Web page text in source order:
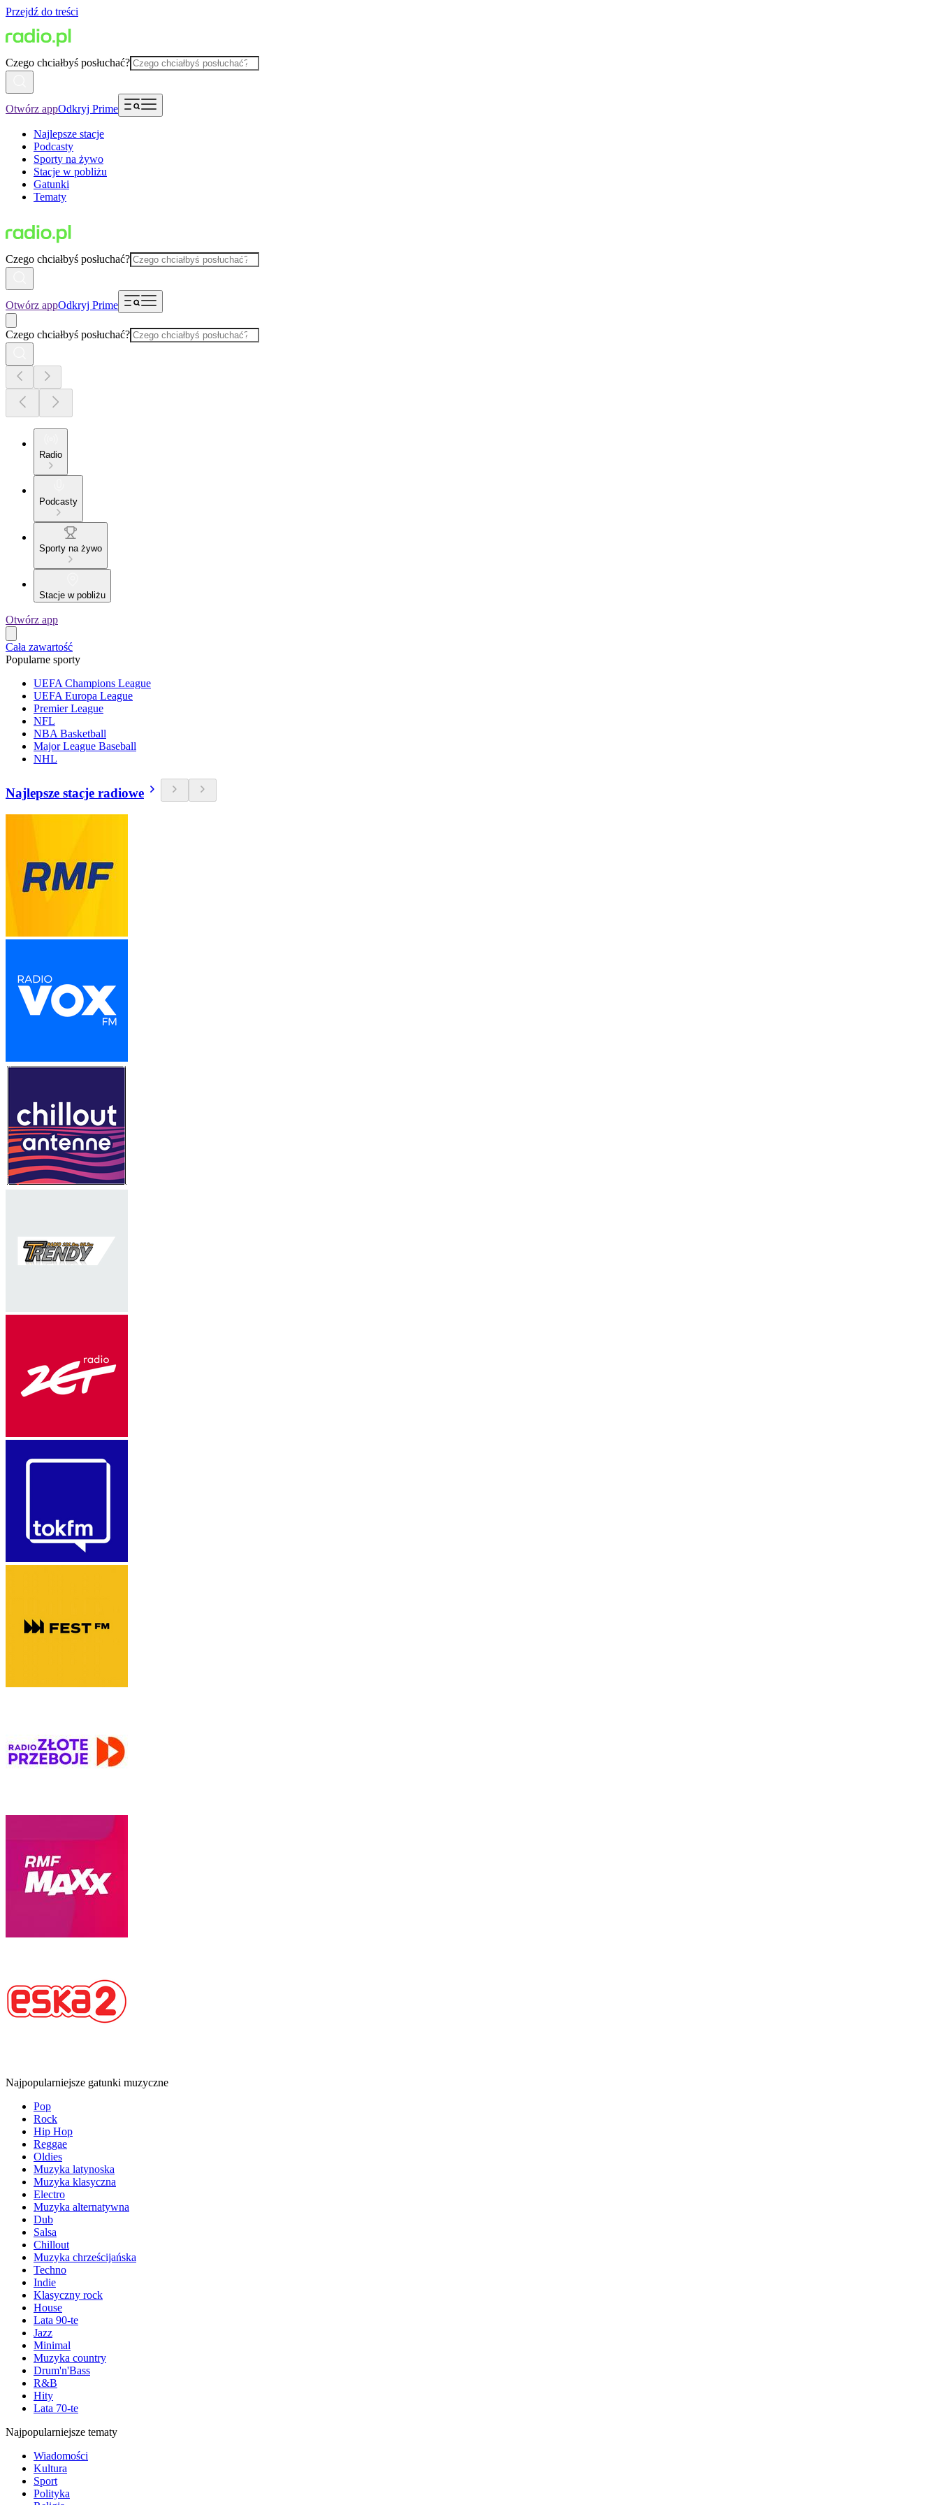
Przejdź do treści
Czego chciałbyś posłuchać?
Otwórz appOdkryj Prime
Najlepsze stacje
Podcasty
Sporty na żywo
Stacje w pobliżu
Gatunki
Tematy
Czego chciałbyś posłuchać?
Otwórz appOdkryj Prime
Czego chciałbyś posłuchać?
Radio
Podcasty
Sporty na żywo
Stacje w pobliżu
Otwórz app
Cała zawartość
Popularne sporty
UEFA Champions League
UEFA Europa League
Premier League
NFL
NBA Basketball
Major League Baseball
NHL
Najlepsze stacje radiowe
Najpopularniejsze gatunki muzyczne
Pop
Rock
Hip Hop
Reggae
Oldies
Muzyka latynoska
Muzyka klasyczna
Electro
Muzyka alternatywna
Dub
Salsa
Chillout
Muzyka chrześcijańska
Techno
Indie
Klasyczny rock
House
Lata 90-te
Jazz
Minimal
Muzyka country
Drum'n'Bass
R&B
Hity
Lata 70-te
Najpopularniejsze tematy
Wiadomości
Kultura
Sport
Polityka